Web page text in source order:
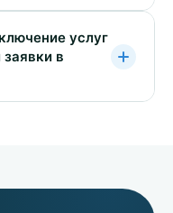
услуг
в